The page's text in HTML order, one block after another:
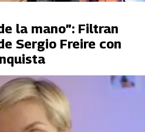
la mano”: Filtran
Sergio Freire con